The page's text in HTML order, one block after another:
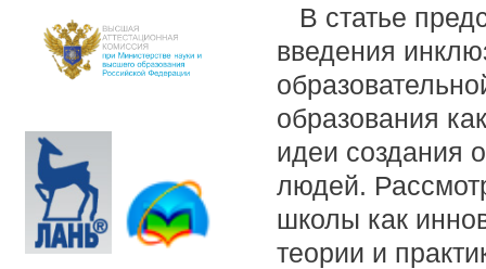
В статье
введения
образования
идеи создания
людей.
школы как
теории и